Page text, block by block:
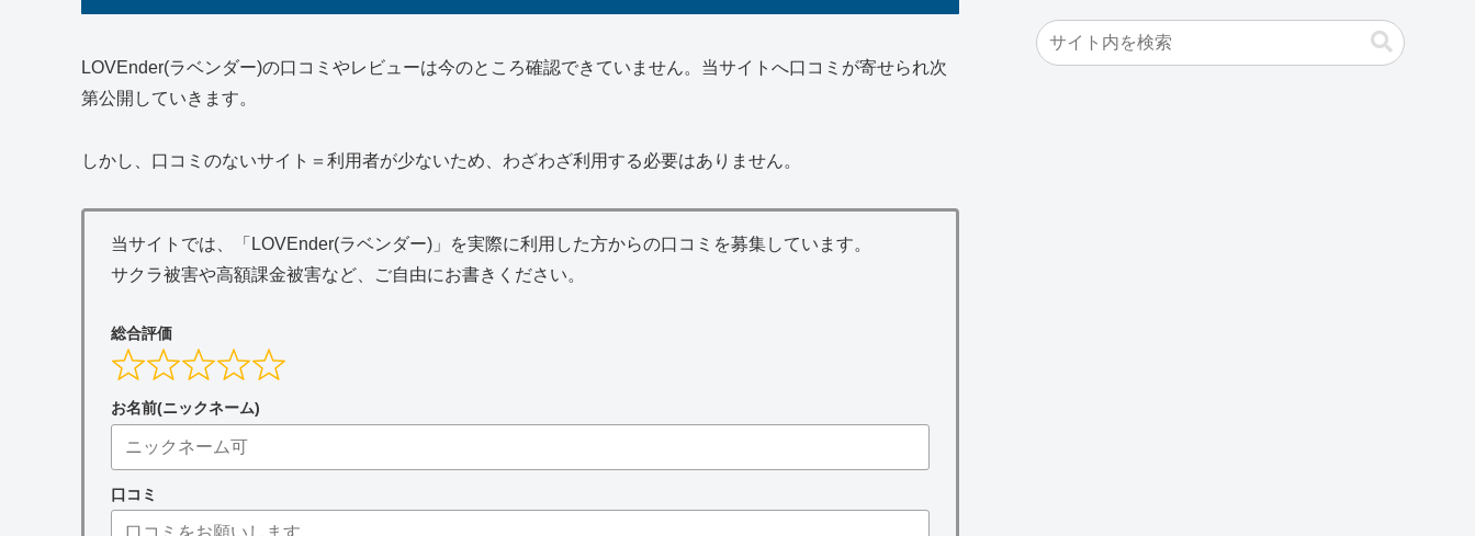
LOVEnder(ラベンダー)の口コミやレビューは今のところ確認できていません。当サイトへ口コミが寄せられ次
第公開していきます。
しかし、口コミのないサイト＝利用者が少ないため、わざわざ利用する必要はありません。
当サイトでは、「LOVEnder(ラベンダー)」を実際に利用した方からの口コミを募集しています。
サクラ被害や高額課金被害など、ご自由にお書きください。
総合評価
お名前(ニックネーム)
口コミ